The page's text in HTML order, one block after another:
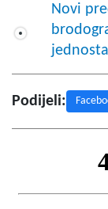
Novi
Podijeli: